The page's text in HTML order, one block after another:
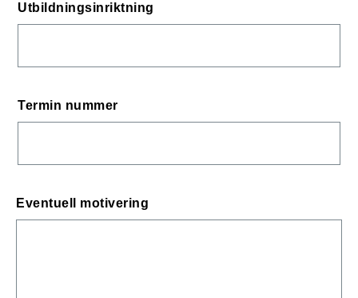
Utbildningsinriktning
Termin nummer
Eventuell motivering